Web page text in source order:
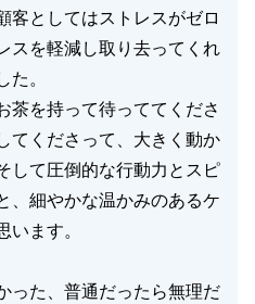
客としてはストレスがゼロ
スを軽減し取り去ってくれ
た。
茶を持って待っててくださ
てくださって、大きく動か
して圧倒的な行動力とスピ
、細やかな温かみのあるケ
います。
った、普通だったら無理だ